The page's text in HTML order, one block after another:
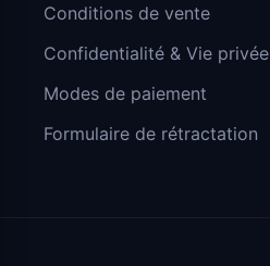
Conditions de vente
Confidentialité & Vie privée
Modes de paiement
Formulaire de rétractation